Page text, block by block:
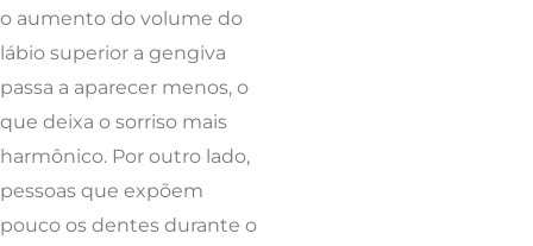
o aumento do volume do
lábio superior a gengiva
passa a aparecer menos, o
que deixa o sorriso mais
harmônico. Por outro lado,
pessoas que expõem
pouco os dentes durante o